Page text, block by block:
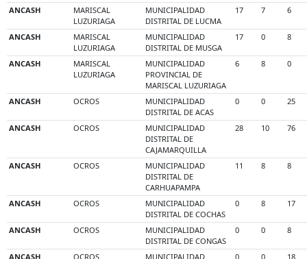
ANCASH
MARISCAL
LUZURIAGA
MUNICIPALIDAD
DISTRITAL DE LUCMA
17 7 6
ANCASH
MARISCAL
LUZURIAGA
MUNICIPALIDAD
DISTRITAL DE MUSGA
17 0 8
ANCASH
MARISCAL
LUZURIAGA
MUNICIPALIDAD
PROVINCIAL DE
MARISCAL LUZURIAGA
6 8 0
ANCASH OCROS
MUNICIPALIDAD
DISTRITAL DE ACAS
0 0 25
ANCASH OCROS
MUNICIPALIDAD
DISTRITAL DE
CAJAMARQUILLA
28 10 76
ANCASH OCROS
MUNICIPALIDAD
DISTRITAL DE
CARHUAPAMPA
11 8 8
ANCASH OCROS
MUNICIPALIDAD
DISTRITAL DE COCHAS
0 8 17
ANCASH OCROS
MUNICIPALIDAD
DISTRITAL DE CONGAS
0 0 8
ANCASH OCROS MUNICIPALIDAD 0 0 18